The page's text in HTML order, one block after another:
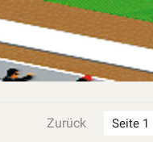
Zurück